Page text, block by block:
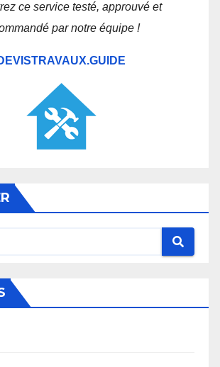
ce service testé, approuvé et
par notre équipe !